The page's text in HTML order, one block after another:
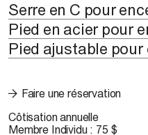
Faire une réservation
Côtisation annuelle
Membre Individu : 75 $